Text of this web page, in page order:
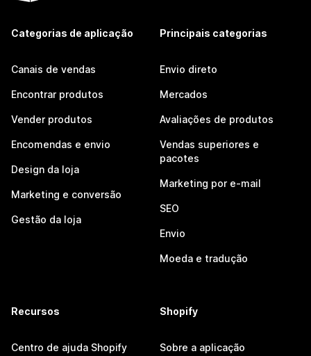
Categorias de aplicação
Canais de vendas
Encontrar produtos
Vender produtos
Encomendas e envio
Design da loja
Marketing e conversão
Gestão da loja
Principais categorias
Envio direto
Mercados
Avaliações de produtos
Vendas superiores e
pacotes
Marketing por e-mail
SEO
Envio
Moeda e tradução
Recursos
Centro de ajuda Shopify
Shopify
Sobre a aplicação